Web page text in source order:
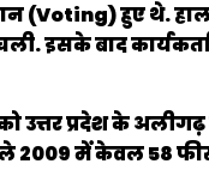
(Voting) हुए थे.
इसके बाद
प्रदेश के
2009 में केवल 58